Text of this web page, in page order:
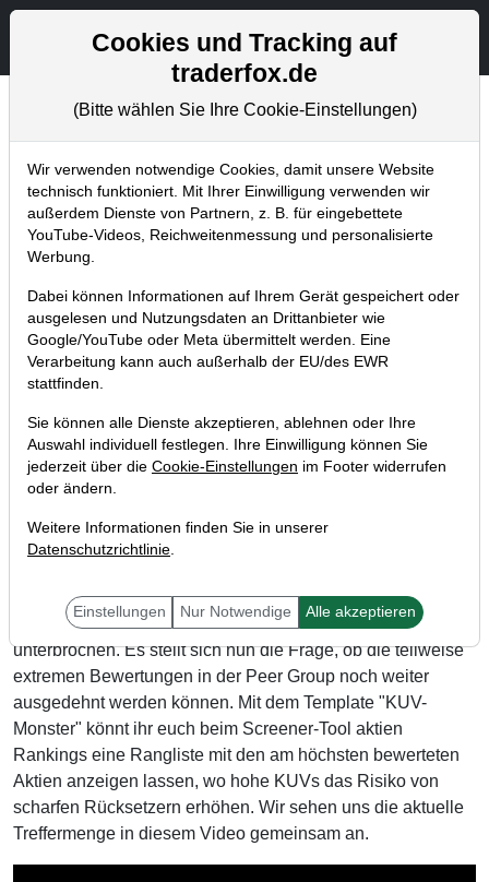
Aktien- und Artikelsuche
Trader-Blog
Home Blog Trader-Blog
KUV-Monster - bei diesen Aktien ist
die hohe Bewertung ein Risiko
09.06.2026 um 11:35 Uhr | A. Zehetner
Liebe Trader,
die jüngsten Quartalszahlen von Broadcom (AVGO) haben
die Rallye der Halbleiterwerte zumindest kurzfristig
unterbrochen. Es stellt sich nun die Frage, ob die teilweise
extremen Bewertungen in der Peer Group noch weiter
ausgedehnt werden können. Mit dem Template "KUV-
Monster" könnt ihr euch beim Screener-Tool aktien
Rankings eine Rangliste mit den am höchsten bewerteten
Aktien anzeigen lassen, wo hohe KUVs das Risiko von
scharfen Rücksetzern erhöhen. Wir sehen uns die aktuelle
Treffermenge in diesem Video gemeinsam an.
Cookies und Tracking auf
traderfox.de
(Bitte wählen Sie Ihre Cookie-Einstellungen)
Wir verwenden notwendige Cookies, damit unsere Website
technisch funktioniert. Mit Ihrer Einwilligung verwenden wir
außerdem Dienste von Partnern, z. B. für eingebettete
YouTube-Videos, Reichweitenmessung und personalisierte
Werbung.
Dabei können Informationen auf Ihrem Gerät gespeichert oder
ausgelesen und Nutzungsdaten an Drittanbieter wie
Google/YouTube oder Meta übermittelt werden. Eine
Verarbeitung kann auch außerhalb der EU/des EWR
stattfinden.
Sie können alle Dienste akzeptieren, ablehnen oder Ihre
Auswahl individuell festlegen. Ihre Einwilligung können Sie
jederzeit über die Cookie-Einstellungen im Footer widerrufen
oder ändern.
Weitere Informationen finden Sie in unserer
Datenschutzrichtlinie.
Einstellungen Nur Notwendige Alle akzeptieren